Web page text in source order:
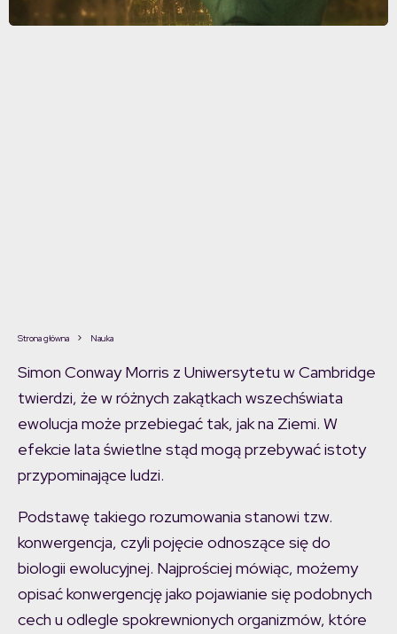
Strona główna Nauka
Simon Conway Morris z Uniwersytetu w Cambridge
twierdzi, że w różnych zakątkach wszechświata
ewolucja może przebiegać tak, jak na Ziemi. W
efekcie lata świetlne stąd mogą przebywać istoty
przypominające ludzi.
Podstawę takiego rozumowania stanowi tzw.
konwergencja, czyli pojęcie odnoszące się do
biologii ewolucyjnej. Najprościej mówiąc, możemy
opisać konwergencję jako pojawianie się podobnych
cech u odlegle spokrewnionych organizmów, które